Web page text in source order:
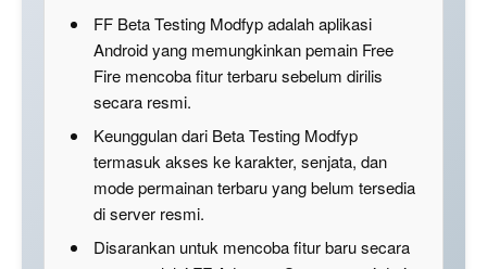
FF Beta Testing Modfyp adalah aplikasi
Android yang memungkinkan pemain Free
Fire mencoba fitur terbaru sebelum dirilis
secara resmi.
Keunggulan dari Beta Testing Modfyp
termasuk akses ke karakter, senjata, dan
mode permainan terbaru yang belum tersedia
di server resmi.
Disarankan untuk mencoba fitur baru secara